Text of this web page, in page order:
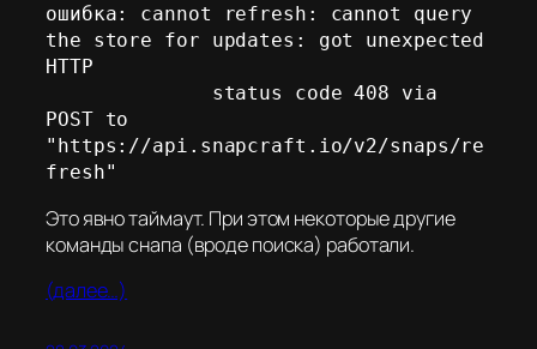
ошибка: cannot refresh: cannot query
the store for updates: got unexpected
HTTP
POST to
"https://api.snapcraft.io/v2/snaps/re
fresh"
Это явно таймаут. При этом некоторые другие
команды снапа (вроде поиска) работали.
(далее…)